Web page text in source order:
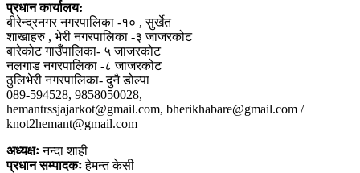
प्रधान कार्यालय:
बीरेन्द्रनगर नगरपालिका -१० , सुर्खेत
शाखाहरु , भेरी नगरपालिका -३ जाजरकोट
बारेकोट गाउँपालिका- ५ जाजरकोट
नलगाड नगरपालिका -८ जाजरकोट
ठुलिभेरी नगरपालिका- दुनै डोल्पा
089-594528, 9858050028,
hemantrssjajarkot@gmail.com, bherikhabare@gmail.com /
knot2hemant@gmail.com
अध्यक्षःनन्दा शाही
प्रधान सम्पादकःहेमन्त केसी